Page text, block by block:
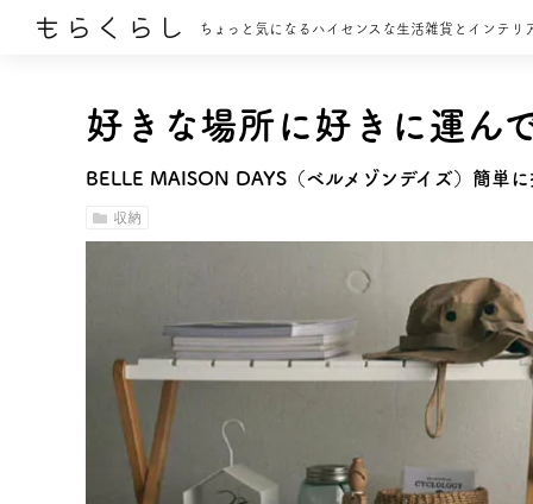
もらくらし ちょっと気になるハイセンスな生活雑貨とインテリ
好きな場所に好きに運ん
BELLE MAISON DAYS（ベルメゾンデイズ）簡単
収納